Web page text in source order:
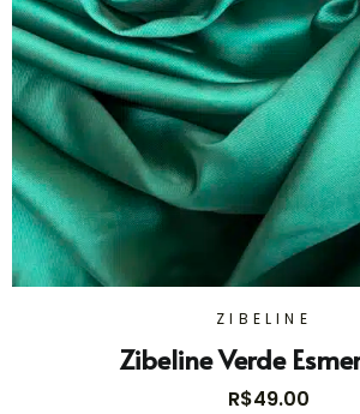
ZIBELINE
Zibeline Verde
R$49.00